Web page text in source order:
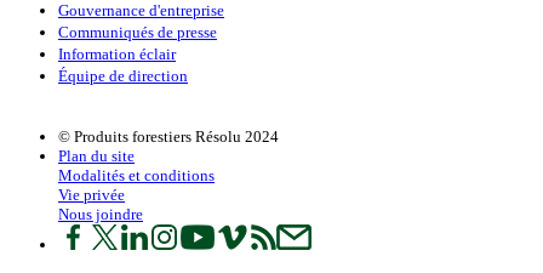
Gouvernance d'entreprise
Communiqués de presse
Information éclair
Équipe de direction
© Produits forestiers Résolu 2024
Plan du site
Modalités et conditions
Vie privée
Nous joindre